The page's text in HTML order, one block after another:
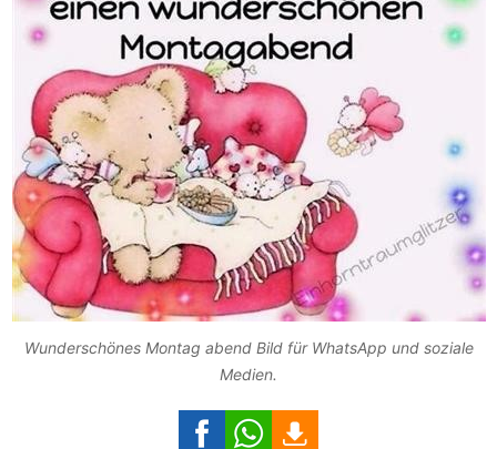
Wunderschönes Montag abend Bild für WhatsApp und soziale
Medien.